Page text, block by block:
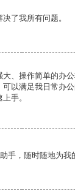
了我所有问题。
、操作简单的办
以满足我日常办
手。
手，随时随地为我